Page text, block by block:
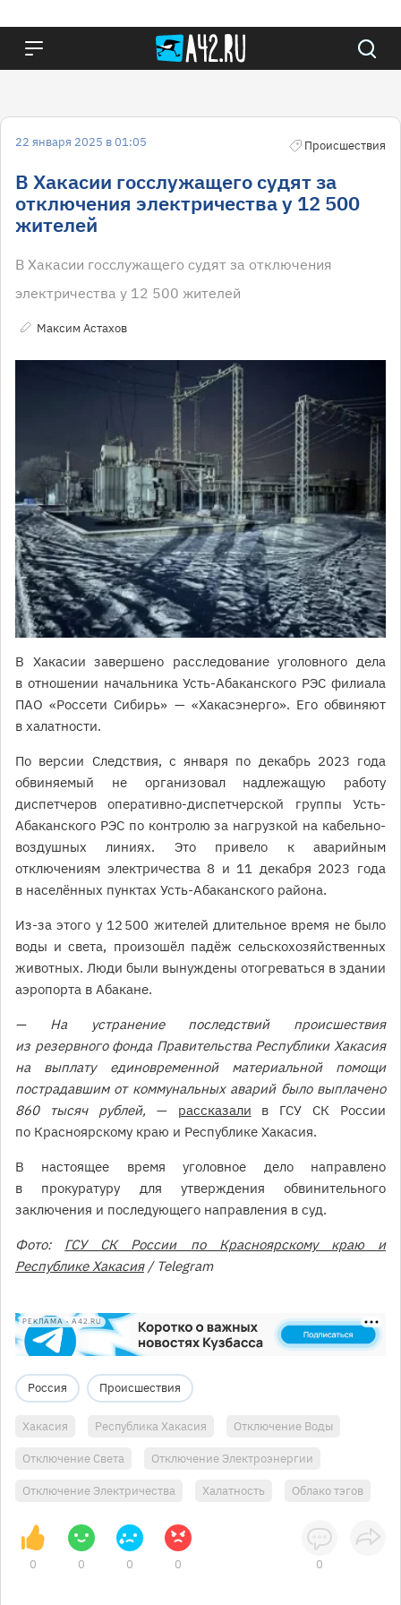
22 января 2025 в 01:05 Происшествия
В Хакасии госслужащего судят за
отключения электричества у 12 500
жителей
В Хакасии госслужащего судят за отключения
электричества у 12 500 жителей
Максим Астахов
В Хакасии завершено расследование уголовного дела
в отношении начальника Усть-Абаканского РЭС филиала
ПАО «Россети Сибирь» — «Хакасэнерго». Его обвиняют
в халатности.
По версии Следствия, с января по декабрь 2023 года
обвиняемый не организовал надлежащую работу
диспетчеров оперативно-диспетчерской группы Усть-
Абаканского РЭС по контролю за нагрузкой на кабельно-
воздушных линиях. Это привело к аварийным
отключениям электричества 8 и 11 декабря 2023 года
в населённых пунктах Усть-Абаканского района.
Из-за этого у 12 500 жителей длительное время не было
воды и света, произошёл падёж сельскохозяйственных
животных. Люди были вынуждены отогреваться в здании
аэропорта в Абакане.
— На устранение последствий происшествия
из резервного фонда Правительства Республики Хакасия
на выплату единовременной материальной помощи
пострадавшим от коммунальных аварий было выплачено
860 тысяч рублей, — рассказали в ГСУ СК России
по Красноярскому краю и Республике Хакасия.
В настоящее время уголовное дело направлено
в прокуратуру для утверждения обвинительного
заключения и последующего направления в суд.
Фото: ГСУ СК России по Красноярскому краю и
Республике Хакасия/ Telegram
РЕКЛАМА • A42.RU
Россия Происшествия
Хакасия Республика Хакасия Отключение Воды
Отключение Света Отключение Электроэнергии
Отключение Электричества Халатность Облако тэгов
0 0 0 0 0